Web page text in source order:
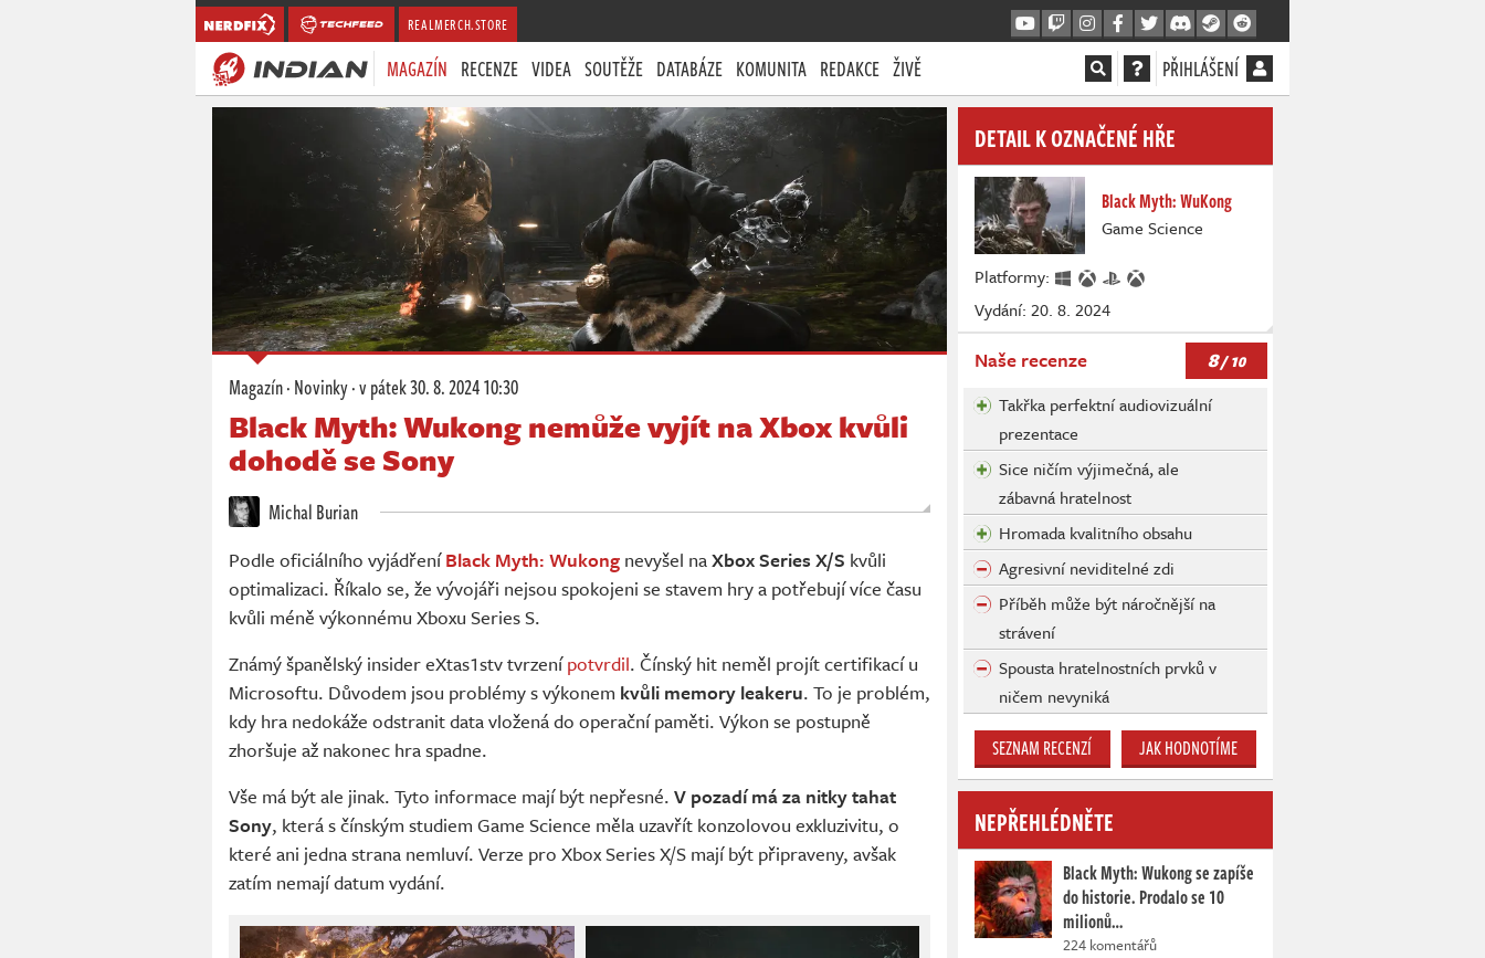
REALMERCH.STORE
MAGAZÍN RECENZE VIDEA SOUTĚŽE DATABÁZE KOMUNITA REDAKCE ŽIVĚ PŘIHLÁŠENÍ
Magazín·Novinky·v pátek30. 8. 2024 10:30
Black Myth: Wukong nemůže vyjít na Xbox kvůli
dohodě se Sony
Michal Burian
Podle oficiálního vyjádřeníBlack Myth: Wukong nevyšel naXbox Series X/S kvůli
optimalizaci. Říkalo se, že vývojáři nejsou spokojeni se stavem hry a potřebují více času
kvůli méně výkonnému Xboxu Series S.
Známý španělský insider eXtas1stv tvrzenípotvrdil. Čínský hit neměl projít certifikací u
Microsoftu. Důvodem jsou problémy s výkonem kvůli memory leakeru. To je problém,
kdy hra nedokáže odstranit data vložená do operační paměti. Výkon se postupně
zhoršuje až nakonec hra spadne.
Vše má být ale jinak. Tyto informace mají být nepřesné. V pozadí má za nitky tahat
Sony, která s čínským studiem Game Science měla uzavřít konzolovou exkluzivitu, o
které ani jedna strana nemluví. Verze pro Xbox Series X/S mají být připraveny, avšak
zatím nemají datum vydání.
DETAIL K OZNAČENÉ HŘE
Black Myth: WuKong
Game Science
Platformy:
Vydání: 20. 8. 2024
Naše recenze 8/ 10
Takřka perfektní audiovizuální
prezentace
Sice ničím výjimečná, ale
zábavná hratelnost
Hromada kvalitního obsahu
Agresivní neviditelné zdi
Příběh může být náročnější na
strávení
Spousta hratelnostních prvků v
ničem nevyniká
SEZNAM RECENZÍ JAK HODNOTÍME
NEPŘEHLÉDNĚTE
Black Myth: Wukong se zapíše
do historie. Prodalo se 10
milionů…
224 komentářů